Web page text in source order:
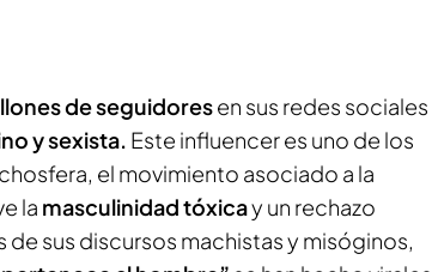
de seguidoresen sus redes sociales
y sexista. Este influencer es uno de los
el movimiento asociado a la
la masculinidad tóxicay un rechazo
sus discursos machistas y misóginos,